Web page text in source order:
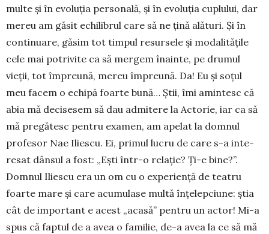
multe și în evoluția per­so­nală, și în evoluția cuplului, dar
me­reu am găsit echilibrul care să ne țină alături. Și în
continuare, găsim tot timpul resursele și modalită­ți­le
cele mai potrivite ca să mergem înainte, pe dru­mul
vieții, tot împreună, mereu împreună. Da! Eu și soțul
meu fa­cem o echipă foarte bună… Știi, îmi amintesc că
abia mă decisesem să dau admitere la Actorie, iar ca să
mă pregătesc pentru examen, am apelat la domnul
pro­fesor Nae Iliescu. Ei, primul lucru de care s-a inte­
resat dânsul a fost: „Ești într-o relație? Ți-e bine?”.
Domnul Iliescu era un om cu o experiență de teatru
foarte mare și care acumulase multă înțe­lep­ciune: știa
cât de important e acest „acasă” pentru un actor! Mi-a
spus că faptul de a avea o fami­lie, de-a avea la ce să mă